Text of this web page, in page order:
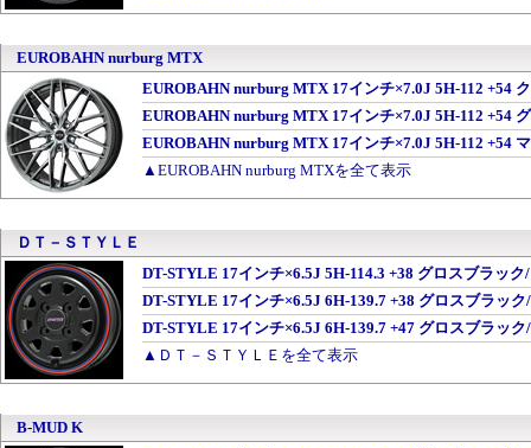
EUROBAHN nurburg MTX
EUROBAHN nurburg MTX 17インチ×7.0J 5H-112 +54
EUROBAHN nurburg MTX 17インチ×7.0J 5H-112 +54
EUROBAHN nurburg MTX 17インチ×7.0J 5H-112 +54
▲EUROBAHN nurburg MTXを全て表示
ＤＴ－ＳＴＹＬＥ
DT-STYLE 17インチ×6.5J 5H-114.3 +38 グロスブラッ
DT-STYLE 17インチ×6.5J 6H-139.7 +38 グロスブラッ
DT-STYLE 17インチ×6.5J 6H-139.7 +47 グロスブラッ
▲ＤＴ－ＳＴＹＬＥを全て表示
B-MUD K